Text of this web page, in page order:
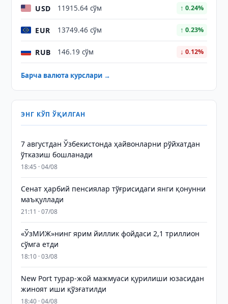
USD 11915.64 сўм ↑ 0.24%
EUR 13749.46 сўм ↑ 0.23%
RUB 146.19 сўм ↓ 0.12%
Барча валюта курслари →
ЭНГ КЎП ЎҚИЛГАН
7 августдан Ўзбекистонда ҳайвонларни рўйхатдан
ўтказиш бошланади
18:45 · 04/08
Сенат ҳарбий пенсиялар тўғрисидаги янги қонунни
маъқуллади
21:11 · 07/08
«ЎзМИЖ»нинг ярим йиллик фойдаси 2,1 триллион
сўмга етди
18:10 · 03/08
New Port турар-жой мажмуаси қурилиши юзасидан
жиноят иши қўзғатилди
18:40 · 04/08